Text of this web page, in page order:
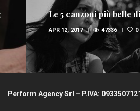
Le 5 canzoni più belle di Bob
APR 12, 2017 47336 0
Perform Agency Srl – P.IVA: